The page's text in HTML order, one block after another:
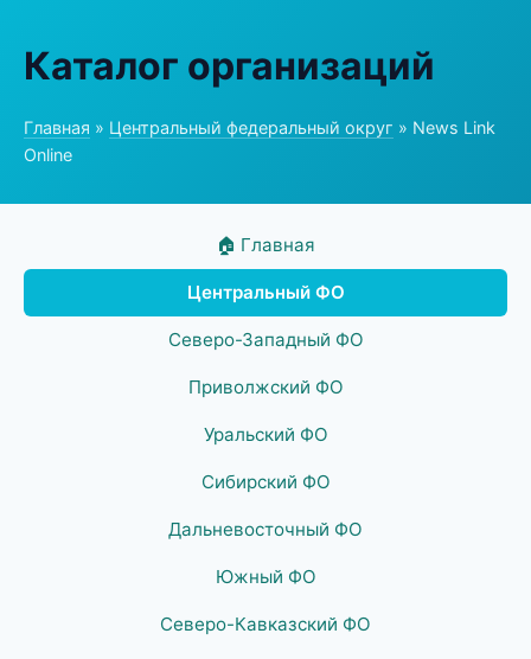
Каталог организаций
Главная » Центральный федеральный округ » News Link
Online
🏠 Главная
Центральный ФО
Северо-Западный ФО
Приволжский ФО
Уральский ФО
Сибирский ФО
Дальневосточный ФО
Южный ФО
Северо-Кавказский ФО